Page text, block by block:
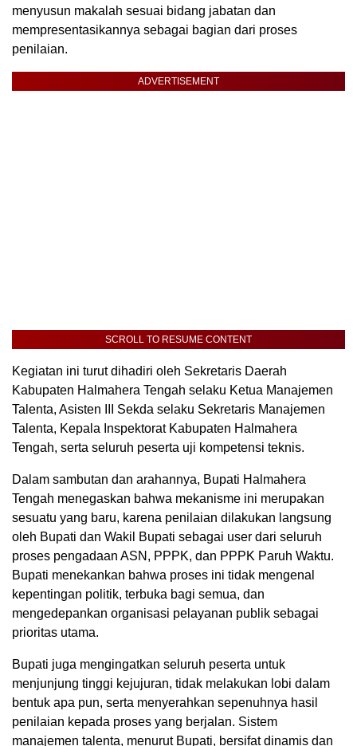
menyusun makalah sesuai bidang jabatan dan
mempresentasikannya sebagai bagian dari proses
penilaian.
ADVERTISEMENT
SCROLL TO RESUME CONTENT
Kegiatan ini turut dihadiri oleh Sekretaris Daerah
Kabupaten Halmahera Tengah selaku Ketua Manajemen
Talenta, Asisten III Sekda selaku Sekretaris Manajemen
Talenta, Kepala Inspektorat Kabupaten Halmahera
Tengah, serta seluruh peserta uji kompetensi teknis.
Dalam sambutan dan arahannya, Bupati Halmahera
Tengah menegaskan bahwa mekanisme ini merupakan
sesuatu yang baru, karena penilaian dilakukan langsung
oleh Bupati dan Wakil Bupati sebagai user dari seluruh
proses pengadaan ASN, PPPK, dan PPPK Paruh Waktu.
Bupati menekankan bahwa proses ini tidak mengenal
kepentingan politik, terbuka bagi semua, dan
mengedepankan organisasi pelayanan publik sebagai
prioritas utama.
Bupati juga mengingatkan seluruh peserta untuk
menjunjung tinggi kejujuran, tidak melakukan lobi dalam
bentuk apa pun, serta menyerahkan sepenuhnya hasil
penilaian kepada proses yang berjalan. Sistem
manajemen talenta, menurut Bupati, bersifat dinamis dan